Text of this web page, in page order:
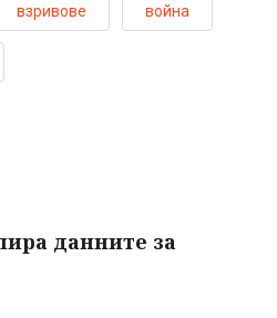
взривове война
данните за